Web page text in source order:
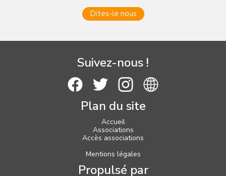
Dites-le nous
Suivez-nous !
Plan du site
Accueil
Associations
Accès associations
Mentions légales
Propulsé par